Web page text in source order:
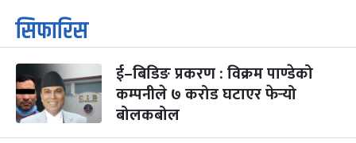
१
आइत
कार्तिक सङ्क्रान्ति
कार्तिक १, २०८३
३
मंगल
महानवमी
कार्तिक ३, २०८३-Oct 20, 2026
२ महिना बाँकी
४
सिफारिस
ई–बिडिङ प्रकरण : विक्रम पाण्डेको
कम्पनीले ७ करोड घटाएर फेर्‍यो
बोलकबोल